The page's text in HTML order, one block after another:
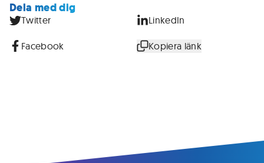
Dela med dig
Twitter LinkedIn
Facebook Kopiera länk